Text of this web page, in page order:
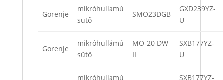
Gorenje
mikróhullámú
sütő
SMO23DGB
GXD239YZ-
U
Gorenje
mikróhullámú
sütő
MO-20 DW
II
SXB177YZ-
U
mikróhullámú
SXB177YZ-